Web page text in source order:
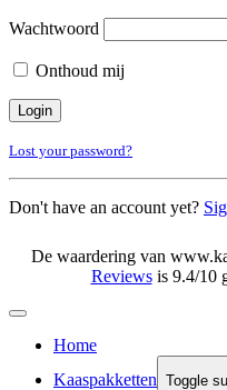
Wachtwoord
Onthoud mij
Lost your password?
Don't have an account yet?
De waardering van
Reviewsis 9.4/10
Home
Kaaspakketten Toggle